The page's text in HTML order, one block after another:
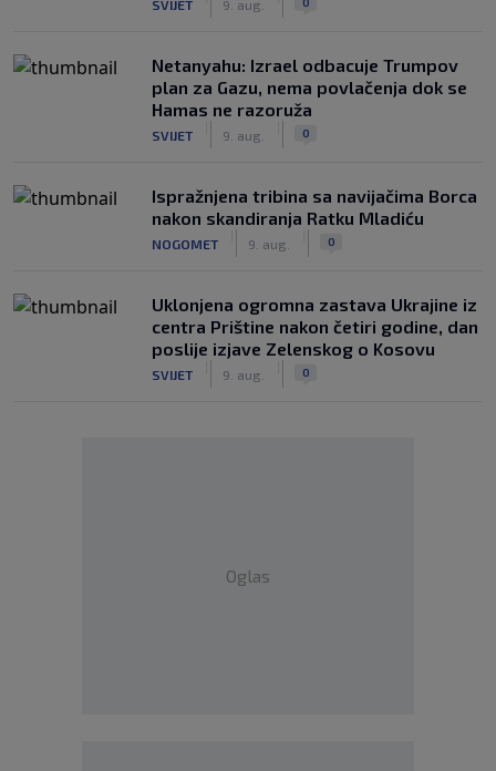
SVIJET 9. aug.
Netanyahu: Izrael odbacuje Trumpov
plan za Gazu, nema povlačenja dok se
Hamas ne razoruža
SVIJET 9. aug. 0
Ispražnjena tribina sa navijačima Borca
nakon skandiranja Ratku Mladiću
NOGOMET 9. aug. 0
Uklonjena ogromna zastava Ukrajine iz
centra Prištine nakon četiri godine, dan
poslije izjave Zelenskog o Kosovu
SVIJET 9. aug. 0
Oglas